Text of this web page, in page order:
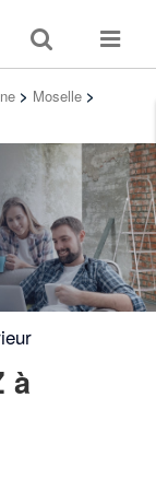
Toggle
search
Toggle
> Moselle >
à